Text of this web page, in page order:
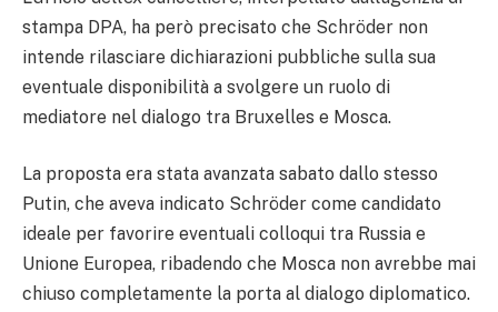
stampa DPA, ha però precisato che Schröder non
intende rilasciare dichiarazioni pubbliche sulla sua
eventuale disponibilità a svolgere un ruolo di
mediatore nel dialogo tra Bruxelles e Mosca.
La proposta era stata avanzata sabato dallo stesso
Putin, che aveva indicato Schröder come candidato
ideale per favorire eventuali colloqui tra Russia e
Unione Europea, ribadendo che Mosca non avrebbe mai
chiuso completamente la porta al dialogo diplomatico.